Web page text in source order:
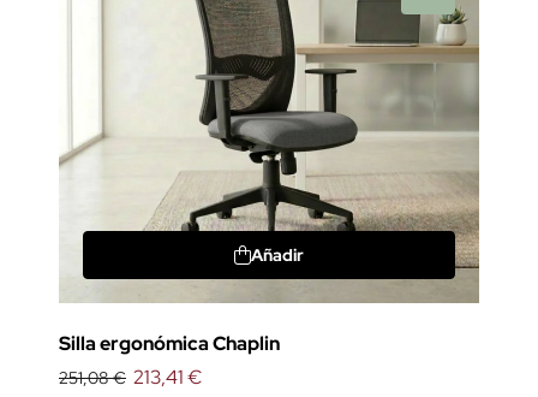
Añadir
Silla ergonómica Chaplin
251,08 € 213,41 €